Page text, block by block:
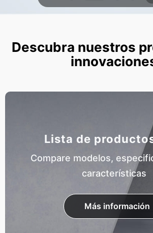
Descubra nuestros
Lista de
Compare modelos,
características
Más información